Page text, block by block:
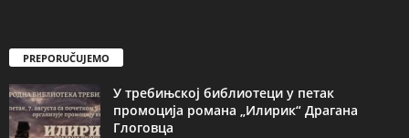
PREPORUČUJEMO
У требињској библиотеци у петак
промоција романа „Илирик“ Драгана
Глоговца